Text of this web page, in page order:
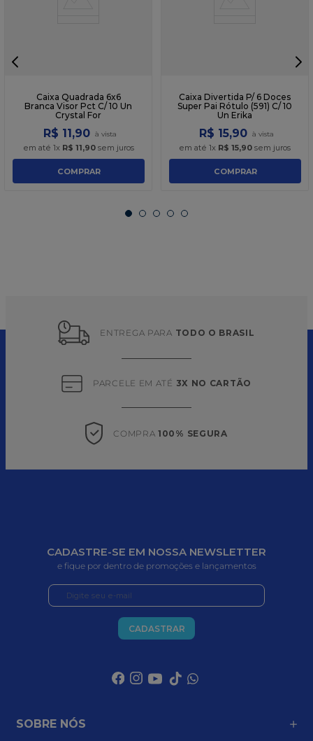
Caixa Quadrada 6x6
Branca Visor Pct C/ 10 Un
Crystal For
R$ 11 ,90
em até 1x R$ 11,90sem juros
COMPRAR
Caixa Divertida P/ 6 Doces
Super Pai Rótulo (591) C/ 10
Un Erika
R$ 15,90
em até 1x R$ 15,90 sem juros
COMPRAR
ENTREGA PARA TODO O BRASIL
PARCELE EM ATÉ 3X NO CARTÃO
COMPRA 100% SEGURA
CADASTRE-SE EM NOSSA NEWSLETTER
e fique por dentro de promoções e lançamentos
CADASTRAR
SOBRE NÓS